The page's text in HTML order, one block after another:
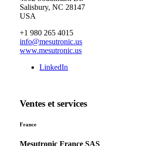
Salisbury, NC 28147
USA
+1 980 265 4015
info@mesutronic.us
www.mesutronic.us
LinkedIn
Ventes et services
France
Mesutronic France SAS